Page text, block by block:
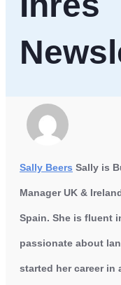
Sally Beers Sally is
Manager UK &
Spain. She is fluent
passionate about
started her career in